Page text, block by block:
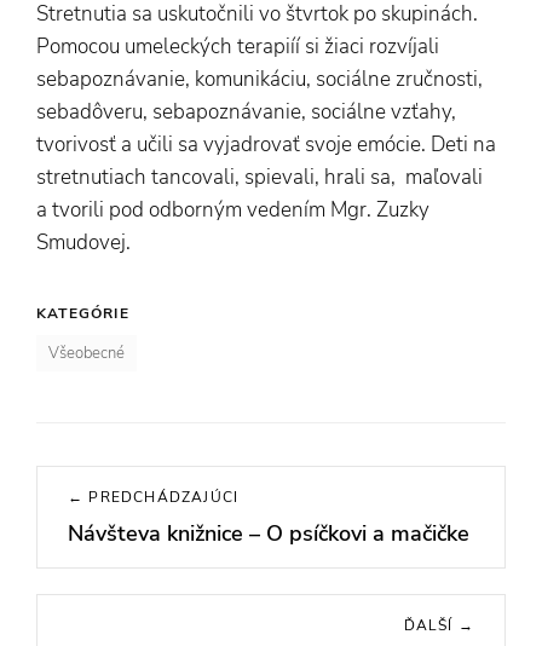
Stretnutia sa uskutočnili vo štvrtok po skupinách.
Pomocou umeleckých terapiíí si žiaci rozvíjali
sebapoznávanie, komunikáciu, sociálne zručnosti,
sebadôveru, sebapoznávanie, sociálne vzťahy,
tvorivosť a učili sa vyjadrovať svoje emócie. Deti na
stretnutiach tancovali, spievali, hrali sa, maľovali
a tvorili pod odborným vedením Mgr. Zuzky
Smudovej.
KATEGÓRIE
Všeobecné
Navigácia
článku
← PREDCHÁDZAJÚCI
Previous
post:
Návšteva knižnice – O psíčkovi a mačičke
ĎALŠÍ →